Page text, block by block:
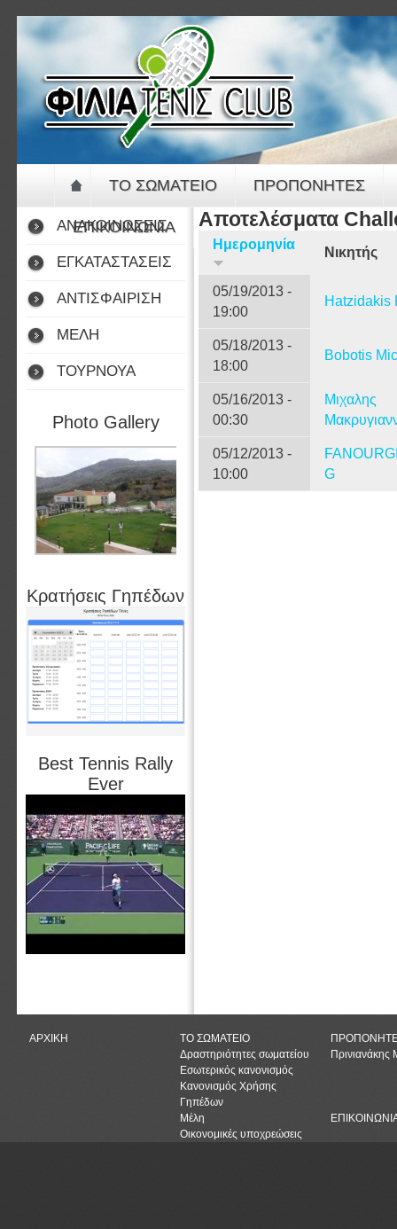
Αποτελέσματα
Ημερομηνία
Νικητής
05/19/2013 -
19:00
Hatzidakis
05/18/2013 -
18:00
Bobotis
05/16/2013 -
00:30
Μιχαλης
05/12/2013 -
10:00
G
ΤΟ ΣΩΜΑΤΕΙΟ ΠΡΟΠΟΝΗΤΕΣ
ΕΠΙΚΟΙΝΩΝΙΑ
ΑΝΑΚΟΙΝΩΣΕΙΣ
ΕΓΚΑΤΑΣΤΑΣΕΙΣ
ΑΝΤΙΣΦΑΙΡΙΣΗ
ΜΕΛΗ
ΤΟΥΡΝΟΥΑ
Photo Gallery
Κρατήσεις Γηπέδων
Best Tennis Rally
Ever
ΑΡΧΙΚΗ
ΤΟ ΣΩΜΑΤΕΙΟ
Δραστηριότητες σωματείου
Εσωτερικός κανονισμός
Κανονισμός Χρήσης
Γηπέδων
Μέλη
Οικονομικές υποχρεώσεις
Πρινιανάκης